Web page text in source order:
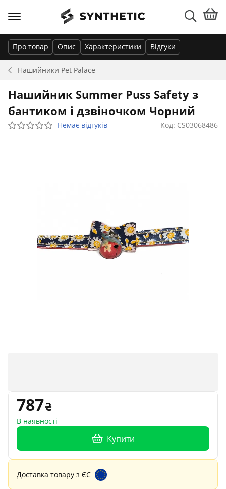
Нашийники Pet Palace
Про товар Опис Характеристики Відгуки
Нашийник Summer Puss Safety з
бантиком і дзвіночком Чорний
Немає відгуків Код: CS03068486
787
В наявності
Купити
Доставка товару з ЄС